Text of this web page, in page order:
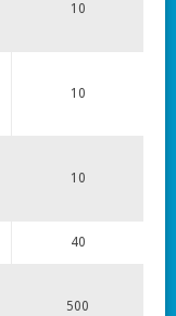
10
10
10
40
500